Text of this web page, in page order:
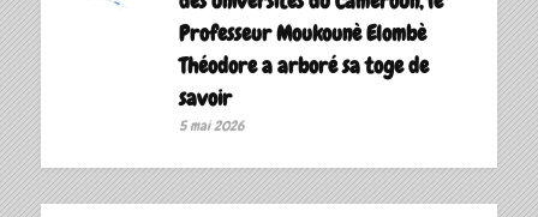
Professeur Moukounè Elombè
Théodore a arboré sa toge de
savoir ‎
5 mai 2026